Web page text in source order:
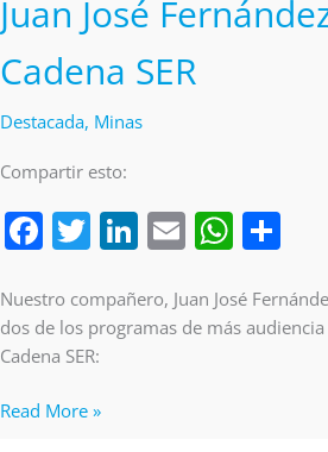
Juan José
Cadena SER
Destacada, Minas
Compartir esto:
F
a
c
e
b
o
T
w
itt
er
Li
n
k
e
E
m
ai
l
W
h
at
s
m
p
Nuestro compañero, Juan José
dos de los programas de más
Cadena SER:
Read More »